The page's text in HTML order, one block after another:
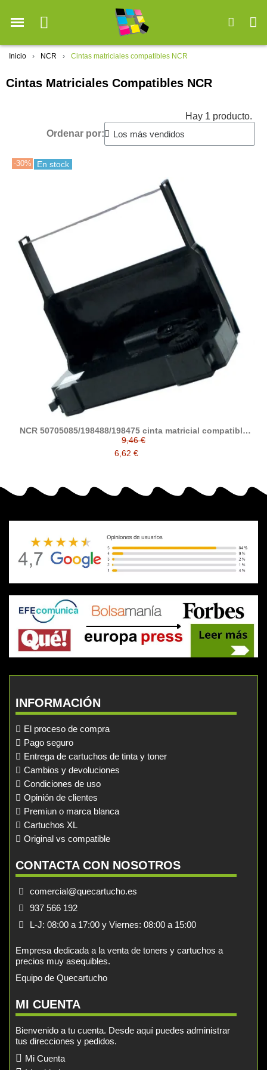
Inicio NCR Cintas matriciales compatibles NCR
Cintas Matriciales Compatibles NCR
Hay 1 producto.
Ordenar por:
-30% En stock
NCR 50705085/198488/198475 cinta matricial compatible
(NCR 2282/2285/2293/5070/5085)
9,46 €
6,62 €
INFORMACIÓN
El proceso de compra
Pago seguro
Entrega de cartuchos de tinta y toner
Cambios y devoluciones
Condiciones de uso
Opinión de clientes
Premiun o marca blanca
Cartuchos XL
Original vs compatible
CONTACTA CON NOSOTROS
comercial@quecartucho.es
937 566 192
L-J: 08:00 a 17:00 y Viernes: 08:00 a 15:00
Empresa dedicada a la venta de toners y cartuchos a
precios muy asequibles.
Equipo de Quecartucho
MI CUENTA
Bienvenido a tu cuenta. Desde aquí puedes administrar
tus direcciones y pedidos.
Mi Cuenta